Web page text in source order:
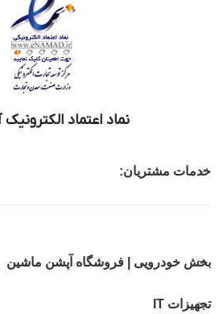
نماد اعتماد الکترونیک
خدمات مشتریان:
بخش خودرویی | فروشگاه آپشن ماشین
تجهیزات IT